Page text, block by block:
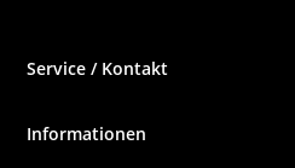
Service / Kontakt
Informationen